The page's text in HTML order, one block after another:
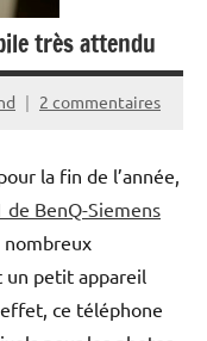
très attendu
2 commentaires
la fin de l’année,
de BenQ-Siemens
un petit appareil
ce téléphone